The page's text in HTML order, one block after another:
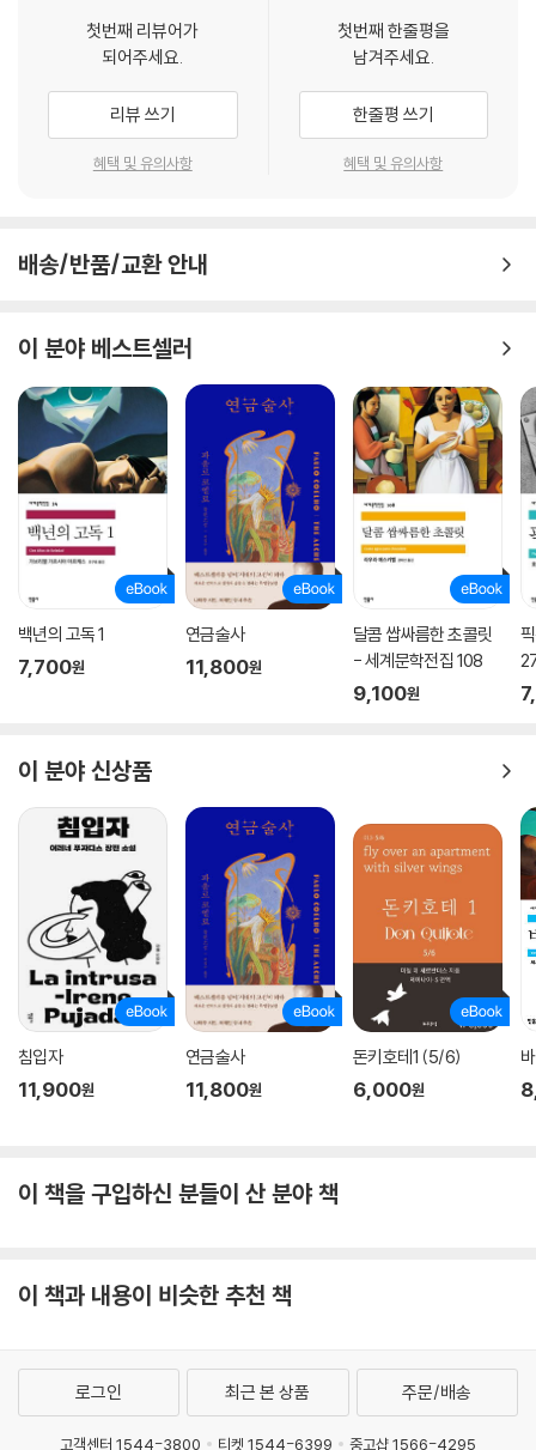
는 줄거리가 주를 이룬다. 신분의 급격한 추락과 상승은 이야기를 극적으
로 만드는 요소이자 때로는 이 과정에서 다른 계급 사람들과 섞이며 이들
의 생활상을 전하는 장치이기도 하다. 제목에서 알 수 있듯 이들 작품은 뛰
어난 아름다움을 지닌 귀족 여성의 사랑 이야기로, 그녀를 사모하는 귀족
남성이 구원자로 등장한다. 그러나 엄격한 사회적 제약에도 불구하고 이들
모와 춤과 노래 솜씨에 반해 그녀와 결혼해서 그녀를 자신과 동등한 ‘고귀
생활한다면 그 사랑을 믿겠노라는 조건을 내건다. 「두 아가씨에 관한 소설」
에서 두 여성은 자신들을 한때의 즐거움으로 삼다가 떠나버린 연인을 찾아
자신들의 권리를 주장하기 위해 용감하게 길을 나서며, 갖가지 모험을 겪
은 끝에 결실을 쟁취한다. 여성이 가문과 남성에 종속된 존재이던 시절에
소설 속 여성들은 신분고하를 막론하고 사랑 앞에서 주저하지 않는다. 갖
가지 금기를 어기고 사랑을 나누며, 그로 인한 시련을 자신의 의지로 헤쳐
나가는 모습은 한결같이 흥미진진하다. 뒤틀린 일은 바로잡히며 악행은 선
행으로 구제된다는 교훈과 더불어 귀족의 도덕률로 제시되는 신분에 걸맞
은 의무와 명예심, 예의 바름과 선행 등은 인간으로서 지켜야 할 이상적 모
매력적인 악한(惡漢)들의 세계
사실과 허구를 넘나드는 세르반떼스 리얼리즘의 묘미
이에 비해 떠돌이 악사, 날품팔이 일꾼, 도둑과 건달 무리 등이 등장하는 소
설들은 한층 무르익은 필치로 다양한 인간상을 그려낸다. 사소한 속임수와
다툼이 일상인 세계, 투박한 말투와 거친 생활 속에서 피어나는 왁자한 활
기, 때로는 무시당해서 눈물짓고 때로는 작은 재주에 환호하며 춤과 노래
가 끊이지 않는 모습이 400여년의 시차를 뛰어넘어 생생하다. 이들을 통
해 신화와 역사 속 상상의 존재가 아니라 심장이 뛰고 온기가 느껴지는 살
아 있는 사람의 세계가 세르반떼스의 손에서 태어난 것이다. 이것이 그때
까지 답습해오던 고전문학의 전통을 거부하고 “지금 나의 이 단편소설들
은 내 스스로 창조한 것이며, 어디서 모방하거나 표절해온 것들이 아니”라
는(2권 434면) 자부심 가득한 그의 발언의 진짜 의미다.
인물의 일대기가 아니라 세비야 건달패의 집단적 생활을 묘사한 점에서 세
「유리 석사에 관한 소설」은 자신을 유리로 만들어진 존재라 생각하는 광기
에서 해방되자 세상에서의 쓸모가 없어져 무사로 전장에 나간다는 결말은
“반쯤은 진실이고 반쯤은 거짓”이라는(2권 446면) 평을 듣는 세르반떼
스의 소설세계는 그의 독특한 리얼리즘 덕분이다. 그는 전능한 존재로서
첫번째 리뷰어가
되어주세요.
리뷰 쓰기
혜택 및 유의사항
첫번째 한줄평을
남겨주세요.
한줄평 쓰기
혜택 및 유의사항
배송/반품/교환 안내
이 분야 베스트셀러
백년의 고독 1
7,700원
연금술사
11,800원
달콤 쌉싸름한 초콜릿
- 세계문학전집 108
9,100원
이 분야 신상품
침입자
11,900원
연금술사
11,800원
돈키호테1 (5/6)
6,000원
이 책을 구입하신 분들이 산 분야 책
이 책과 내용이 비슷한 추천 책
로그인 최근 본 상품 주문/배송
고객센터 1544-3800 티켓 1544-6399 중고샵 1566-4295